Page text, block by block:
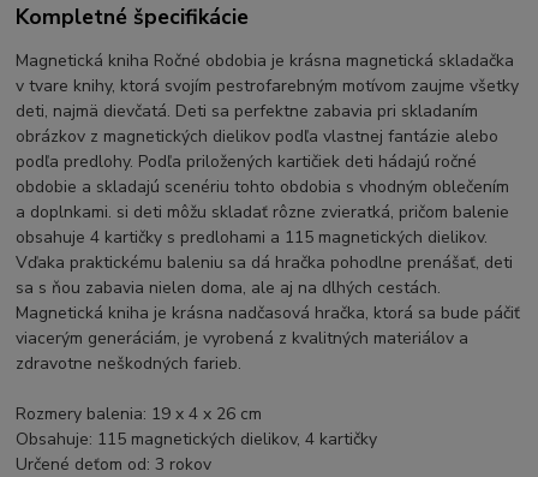
Kompletné špecifikácie
Magnetická kniha Ročné obdobia je krásna magnetická skladačka
v tvare knihy, ktorá svojím pestrofarebným motívom zaujme všetky
deti, najmä dievčatá. Deti sa perfektne zabavia pri skladaním
obrázkov z magnetických dielikov podľa vlastnej fantázie alebo
podľa predlohy. Podľa priložených kartičiek deti hádajú ročné
obdobie a skladajú scenériu tohto obdobia s vhodným oblečením
a doplnkami. si deti môžu skladať rôzne zvieratká, pričom balenie
obsahuje 4 kartičky s predlohami a 115 magnetických dielikov.
Vďaka praktickému baleniu sa dá hračka pohodlne prenášať, deti
sa s ňou zabavia nielen doma, ale aj na dlhých cestách.
Magnetická kniha je krásna nadčasová hračka, ktorá sa bude páčiť
viacerým generáciám, je vyrobená z kvalitných materiálov a
zdravotne neškodných farieb.
Rozmery balenia: 19 x 4 x 26 cm
Obsahuje: 115 magnetických dielikov, 4 kartičky
Určené deťom od: 3 rokov